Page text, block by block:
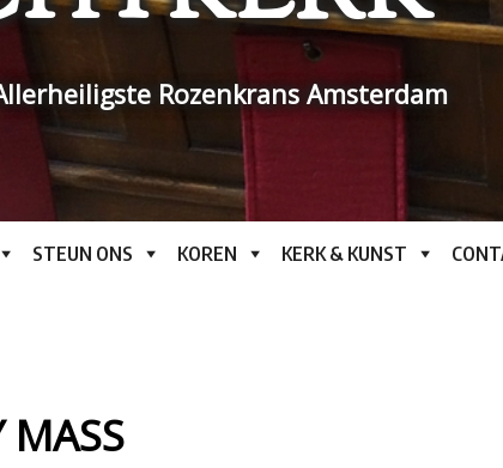
Rozenkrans Amsterdam
STEUN ONS KOREN KERK & KUNST
MASS